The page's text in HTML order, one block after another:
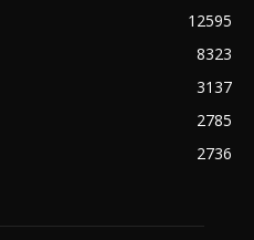
12595
8323
3137
2785
2736